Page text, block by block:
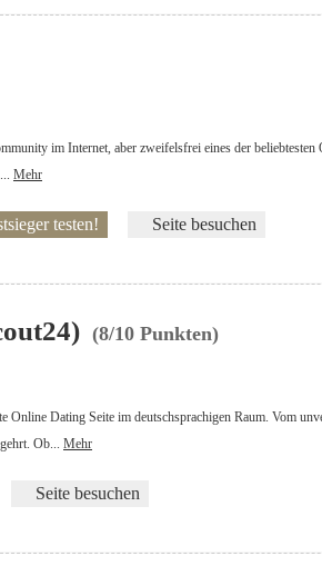
im Internet, aber zweifelsfrei eines der
Mehr
testen! Seite besuchen
(8/10 Punkten)
Online Dating Seite im deutschsprachigen Raum. Vom
Ob... Mehr
Seite besuchen